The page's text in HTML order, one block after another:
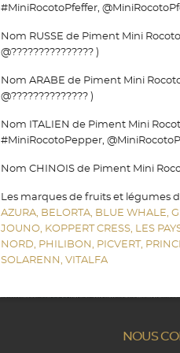
#MiniRocotoPfeffer,
Nom RUSSE de Piment Mini Rocoto
@??????????????? )
Nom ARABE de Piment Mini Rocoto
@?????????????? )
Nom ITALIEN de Piment Mini
#MiniRocotoPepper,
Nom CHINOIS de Piment Mini
Les marques de fruits et légumes
AZURA, BELORTA, BLUE WHALE,
JOUNO, KOPPERT CRESS, LES
NORD, PHILIBON, PICVERT,
SOLARENN, VITALFA
NOUS